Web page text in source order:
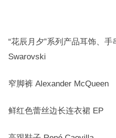
“花辰月夕”系列产品耳饰、
Swarovski
窄脚裤Alexander McQueen
鲜红色蕾丝边长连衣裙 EP